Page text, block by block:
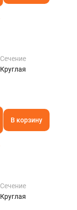
Сечение
Круглая
В корзину
Сечение
Круглая